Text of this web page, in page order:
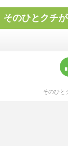
そのひとクチ
そのひと